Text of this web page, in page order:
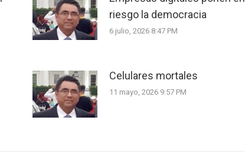
riesgo la democracia
6 julio, 2026 8:47 PM
Celulares mortales
11 mayo, 2026 9:57 PM